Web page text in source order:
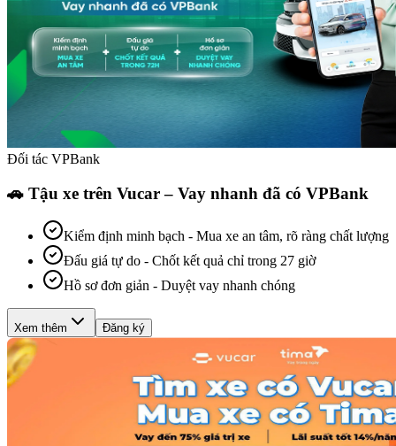
Đối tác VPBank
🚗 Tậu xe trên Vucar – Vay nhanh đã có VPBank
Kiểm định minh bạch - Mua xe an tâm, rõ ràng chất lượng
Đấu giá tự do - Chốt kết quả chỉ trong 27 giờ
Hồ sơ đơn giản - Duyệt vay nhanh chóng
Xem thêm Đăng ký